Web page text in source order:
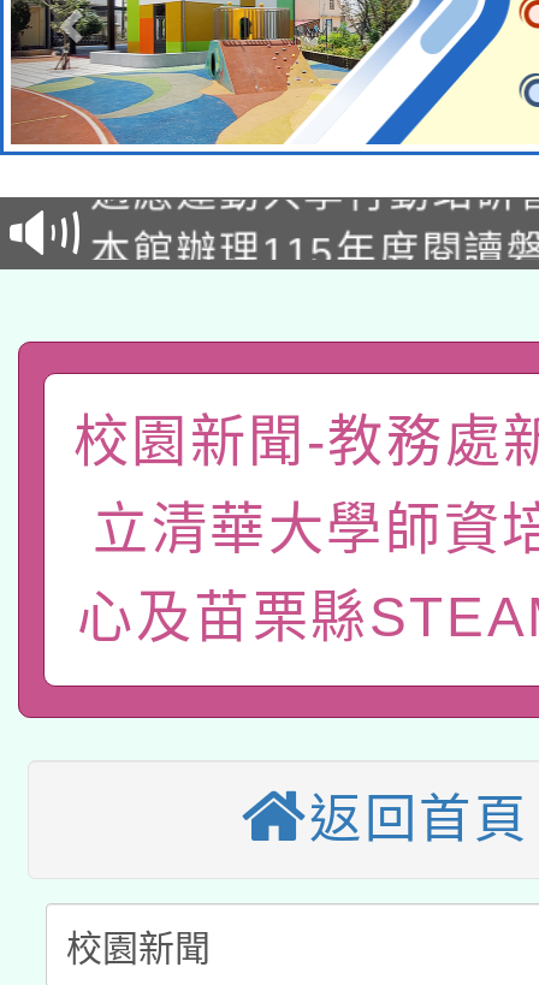
本校115學年度第2次
招)
本館辦理115年度閱讀
A3數位素養講師名單
「數位內容與教學軟體
pilot」
有關大陸委員會函釋公
薪期間赴陸應申請許可
轉知經濟部水利署委託
業技術研究院辦理「
115年8月22日(星期六
開 智慧啟航」
2026年桃園地景藝術
本校115學年度第2次
招甄選結果公告(無人
適應運動共學行動站研
本館辦理115年度閱讀
暨閱讀推動專業研習
科技賦能─人工智慧
礎課程
A3數位素養講師名單
校園新聞-教務處
立清華大學師資
心及苗栗縣
返回首頁